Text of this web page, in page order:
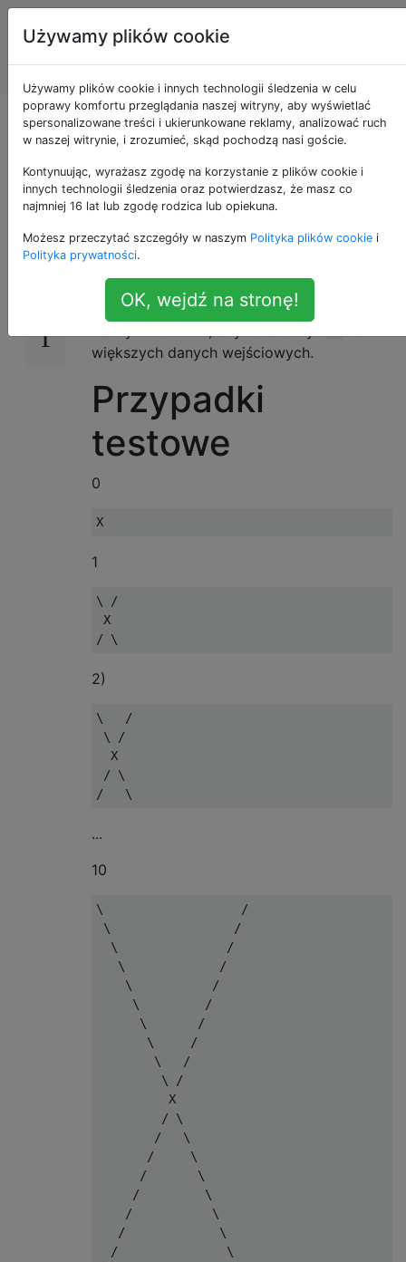
Programowanie
puzzli i Code
Golf
Narysuj duży ukośnik
X
21
Biorąc pod uwagę nieujemną liczbę
całkowitą, wydrukuj
jest wyjściem dla danych wejściowych
a dodasz ukośniki równe wejściowi w
większych danych wejściowych.
Przypadki
testowe
0
1
\ /
X
2)
\   /
\ /
  X
/ \
...
10
\                   /
\                 /
  \               /
   \             /
    \           /
     \         /
      \       /
       \     /
        \   /
         \ /
          X
         / \
        /   \
       /     \
      /       \
     /         \
    /           \
   /             \
  /               \
Używamy plików cookie
Używamy plików cookie i innych technologii śledzenia w celu
poprawy komfortu przeglądania naszej witryny, aby wyświetlać
spersonalizowane treści i ukierunkowane reklamy, analizować ruch
w naszej witrynie, i zrozumieć, skąd pochodzą nasi goście.
Kontynuując, wyrażasz zgodę na korzystanie z plików cookie i
innych technologii śledzenia oraz potwierdzasz, że masz co
najmniej 16 lat lub zgodę rodzica lub opiekuna.
Możesz przeczytać szczegóły w naszym Polityka plików cookie i
Polityka prywatności.
OK, wejdź na stronę!